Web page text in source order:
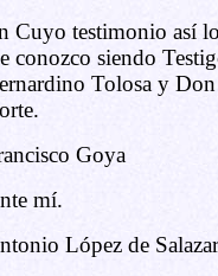
Cuyo testimonio así
conozco siendo
Tolosa y
Goya
mí.
López de